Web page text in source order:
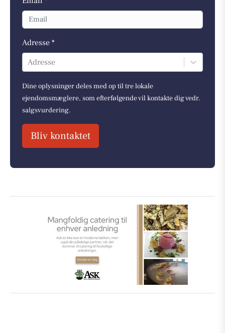
Adresse *
Adresse
Dine oplysninger deles med op til tre lokale
ejendomsmæglere, som efterfølgende vil kontakte dig vedr.
salgsvurdering.
Bliv kontaktet